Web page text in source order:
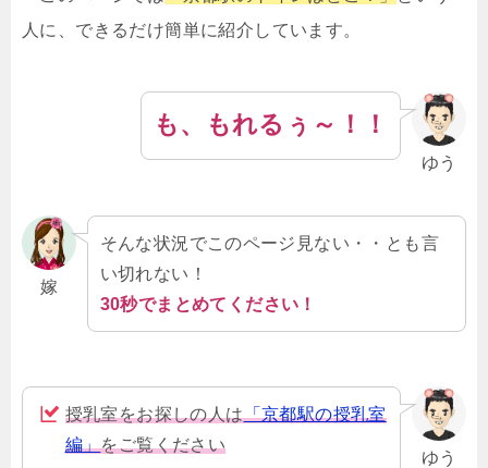
人に、できるだけ簡単に紹介しています。
ゆう
も、もれるぅ～！！
嫁
そんな状況でこのページ見ない・・とも言
い切れない！
30秒でまとめてください！
ゆう
授乳室をお探しの人は「京都駅の授乳室
編」をご覧ください